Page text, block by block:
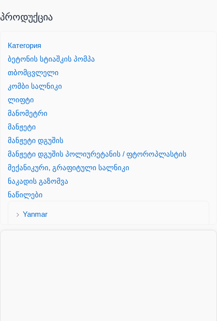
პროდუქცია
Категория
ბეტონის სტიაშკის პომპა
თბომცვლელი
კომბი სალნიკი
ლიფტი
მანომეტრი
მანჟეტი
მანჟეტი დგუშის
მანჟეტი დგუშის პოლიურეტანის / ფტოროპლასტის
მექანიკური, გრაფიტული სალნიკი
ნაკადის გაზომვა
ნაწილები
Yanmar